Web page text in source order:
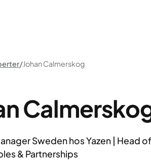
Johan Calmerskog
Sweden hos Yazen | Head of
& Partnerships